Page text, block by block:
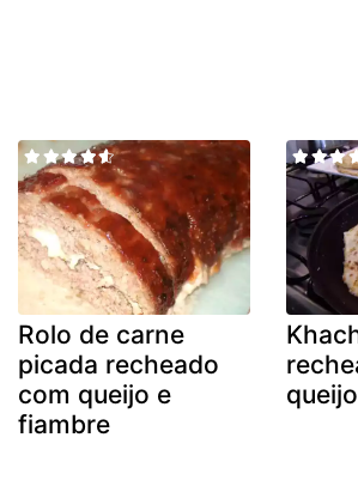
Rolo de carne
picada recheado
com queijo e
fiambre
queijo